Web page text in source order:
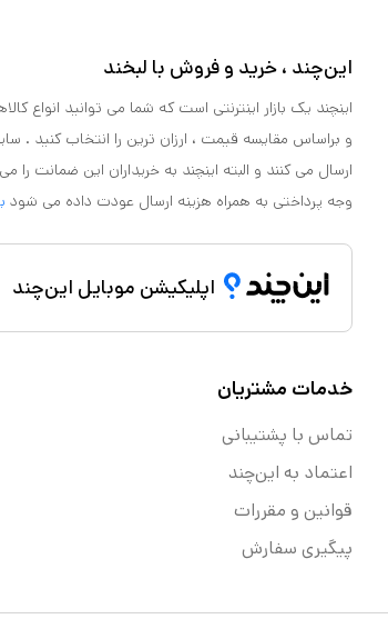
این‌چند ، خرید و فروش با لبخند
اینچند یک بازار اینترنتی است که شما می توانید انواع
و براساس مقایسه قیمت ، ارزان ترین را انتخاب کنید .
ارسال می کنند و البته اینچند به خریداران این ضمانت
وجه پرداختی به همراه هزینه ارسال عودت داده می شود
اپلیکیشن موبایل این‌چند
خدمات مشتریان
تماس با پشتیبانی
اعتماد به این‌چند
قوانین و مقررات
پیگیری سفارش